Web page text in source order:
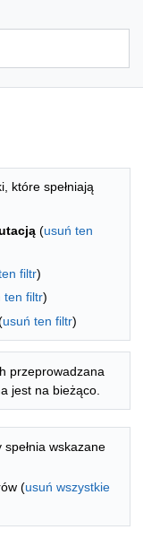
które spełniają
(usuń ten
filtr)
ten filtr)
usuń ten filtr)
przeprowadzana
jest na bieżąco.
wskazane
(usuń wszystkie